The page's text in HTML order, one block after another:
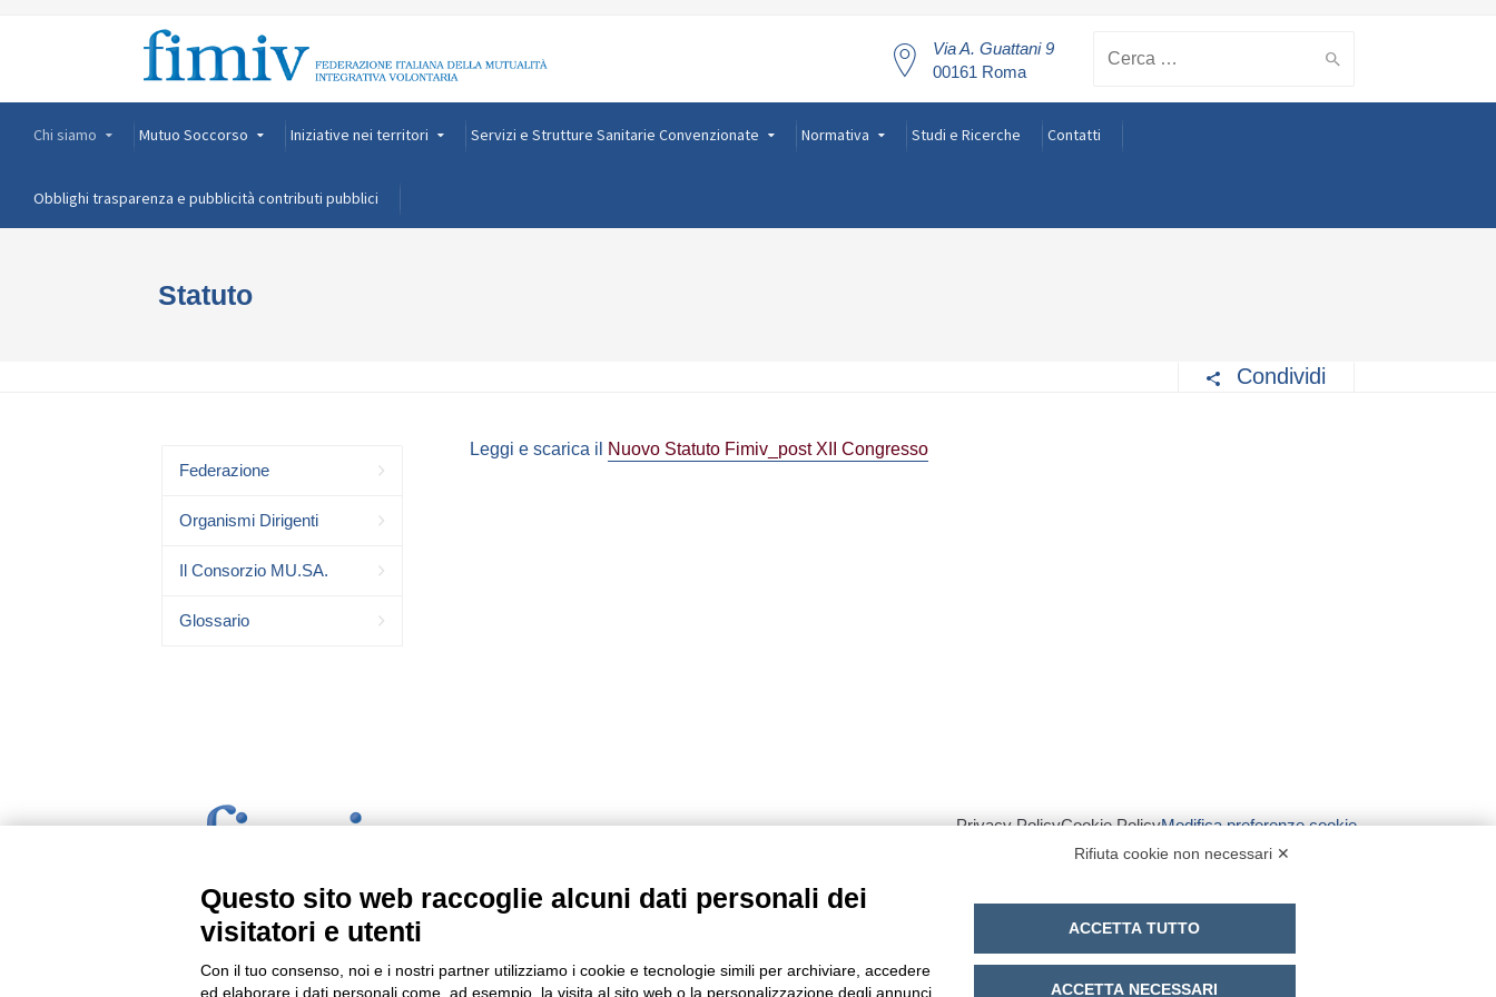
Via A. Guattani 9
00161 Roma
Chi siamo Mutuo Soccorso Iniziative nei territori Servizi e Strutture Sanitarie Convenzionate Normativa Studi e Ricerche Contatti
Obblighi trasparenza e pubblicità contributi pubblici
Statuto
Condividi
Leggi e scarica il
Nuovo Statuto Fimiv_post XII Congresso
Federazione
Organismi Dirigenti
Il Consorzio MU.SA.
Glossario
Privacy PolicyCookie PolicyModifica preferenze cookie
Rifiuta cookie non necessari ✕
Questo sito web raccoglie alcuni dati personali dei
visitatori e utenti
Con il tuo consenso, noi e i nostri partner utilizziamo i cookie e tecnologie simili per archiviare, accedere
ed elaborare i dati personali come, ad esempio, la visita al sito web o la personalizzazione degli annunci.
ACCETTA TUTTO
ACCETTA NECESSARI